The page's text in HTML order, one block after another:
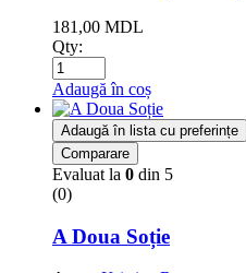
181,00 MDL
Qty:
Adaugă în coș
Adaugă în lista cu preferințe
Comparare
Evaluat la 0 din 5
(0)
A Doua Soție